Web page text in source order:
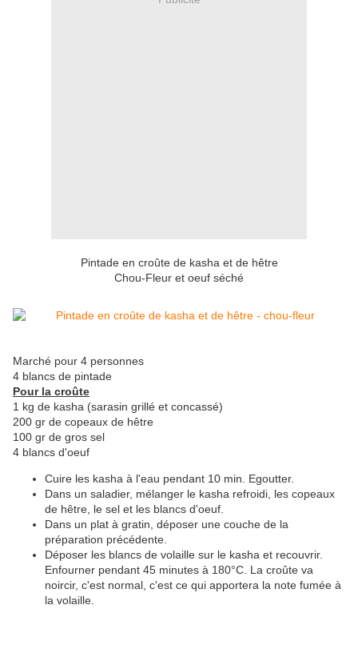
Pintade en croûte de kasha et de hêtre
Chou-Fleur et oeuf séché
Marché pour 4 personnes
4 blancs de pintade
Pour la croûte
1 kg de kasha (sarasin grillé et concassé)
200 gr de copeaux de hêtre
100 gr de gros sel
4 blancs d'oeuf
Cuire les kasha à l'eau pendant 10 min. Egoutter.
Dans un saladier, mélanger le kasha refroidi, les copeaux
de hêtre, le sel et les blancs d'oeuf.
Dans un plat à gratin, déposer une couche de la
préparation précédente.
Déposer les blancs de volaille sur le kasha et recouvrir.
Enfourner pendant 45 minutes à 180°C. La croûte va
noircir, c'est normal, c'est ce qui apportera la note fumée à
la volaille.